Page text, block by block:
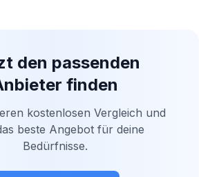
den passenden
finden
kostenlosen Vergleich und
beste Angebot für deine
Bedürfnisse.